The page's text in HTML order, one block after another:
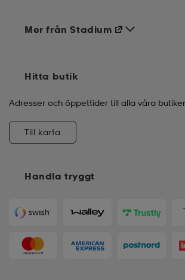
Handla tryggt
Mer från Stadium
Hitta butik
Adresser och öppettider till alla våra
Till karta